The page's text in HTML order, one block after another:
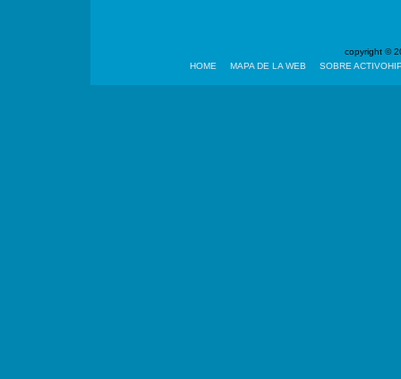
copyright ©
HOME
MAPA DE LA WEB SOBRE